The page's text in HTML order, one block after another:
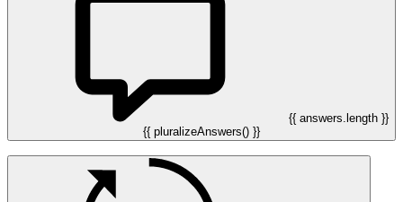
{{ answers.length }}
{{ pluralizeAnswers() }}